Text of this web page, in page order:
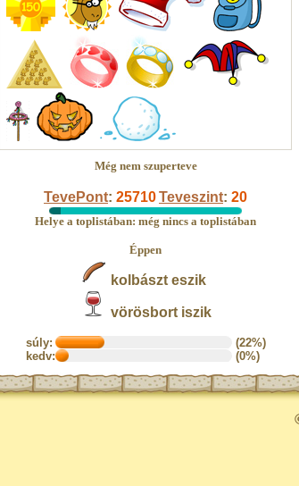
Még nem szuperteve
TevePont: 25710Teveszint: 20
Helye a toplistában: még nincs a toplistában
Éppen
kolbászt eszik
vörösbort iszik
súly:
(22%)
kedv:
(0%)